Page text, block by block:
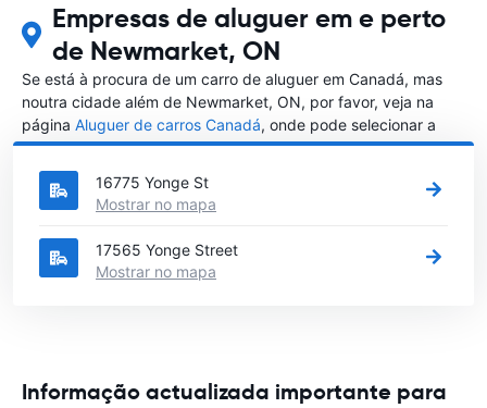
Empresas de aluguer em e perto
de Newmarket, ON
Se está à procura de um carro de aluguer em Canadá, mas
noutra cidade além de Newmarket, ON, por favor, veja na
página Aluguer de carros Canadá, onde pode selecionar a
outra cidade em Canadá que gostaria de alugar um carro
16775 Yonge St
Mostrar no mapa
17565 Yonge Street
Mostrar no mapa
Informação actualizada importante para